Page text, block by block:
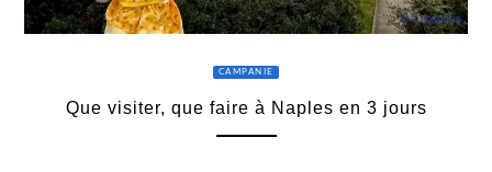
CAMPANIE
Que visiter, que faire à Naples en 3 jours